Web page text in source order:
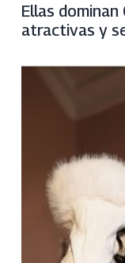
Ellas dominan
atractivas y